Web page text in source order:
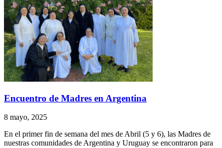
Encuentro de Madres en Argentina
8 mayo, 2025
En el primer fin de semana del mes de Abril (5 y 6), las Madres de
nuestras comunidades de Argentina y Uruguay se encontraron para